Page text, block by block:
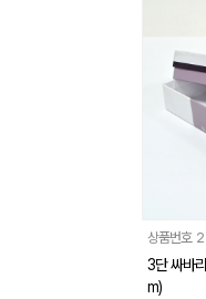
상품번호
3단 싸바
m)